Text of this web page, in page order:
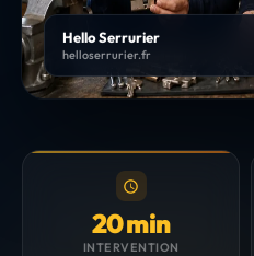
Hello Serrurier
helloserrurier.fr
20 min
INTERVENTION